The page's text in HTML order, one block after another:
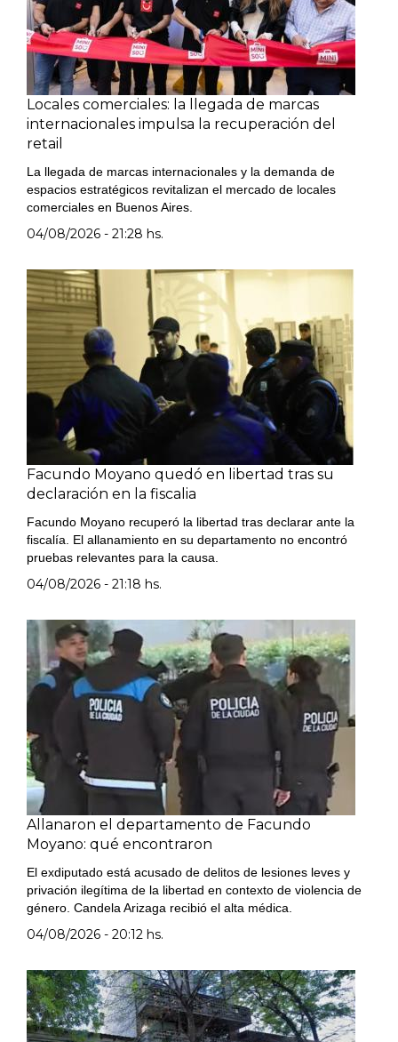
Locales comerciales: la llegada de marcas
internacionales impulsa la recuperación del
retail
La llegada de marcas internacionales y la demanda de
espacios estratégicos revitalizan el mercado de locales
comerciales en Buenos Aires.
04/08/2026 - 21:28 hs.
Facundo Moyano quedó en libertad tras su
declaración en la fiscalia
Facundo Moyano recuperó la libertad tras declarar ante la
fiscalía. El allanamiento en su departamento no encontró
pruebas relevantes para la causa.
04/08/2026 - 21:18 hs.
Allanaron el departamento de Facundo
Moyano: qué encontraron
El exdiputado está acusado de delitos de lesiones leves y
privación ilegítima de la libertad en contexto de violencia de
género. Candela Arizaga recibió el alta médica.
04/08/2026 - 20:12 hs.